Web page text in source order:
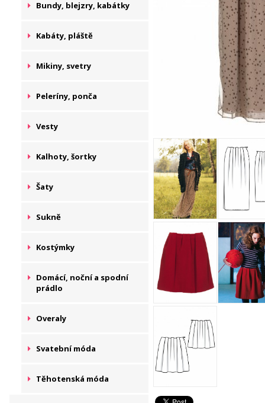
Bundy, blejzry, kabátky
Kabáty, pláště
Mikiny, svetry
Peleríny, ponča
Vesty
Kalhoty, šortky
Šaty
Sukně
Kostýmky
Domácí, noční a spodní
prádlo
Overaly
Svatební móda
Těhotenská móda